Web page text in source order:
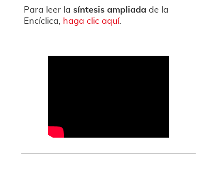
Para leer lasíntesis ampliada de la
Encíclica, haga clic aquí.